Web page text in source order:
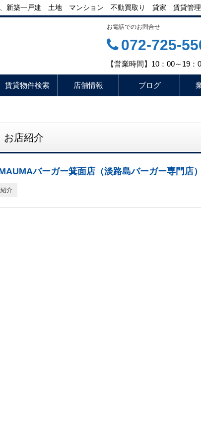
、新築一戸建 土地 マンション 不動買取り 貸家 賃貸管理
お電話でのお問合せ
072-725-
【営業時間】10：00～19
賃貸物件検索 店舗情報 ブログ
お店紹介
バーガー箕面店（淡路島バーガー専門店）
介